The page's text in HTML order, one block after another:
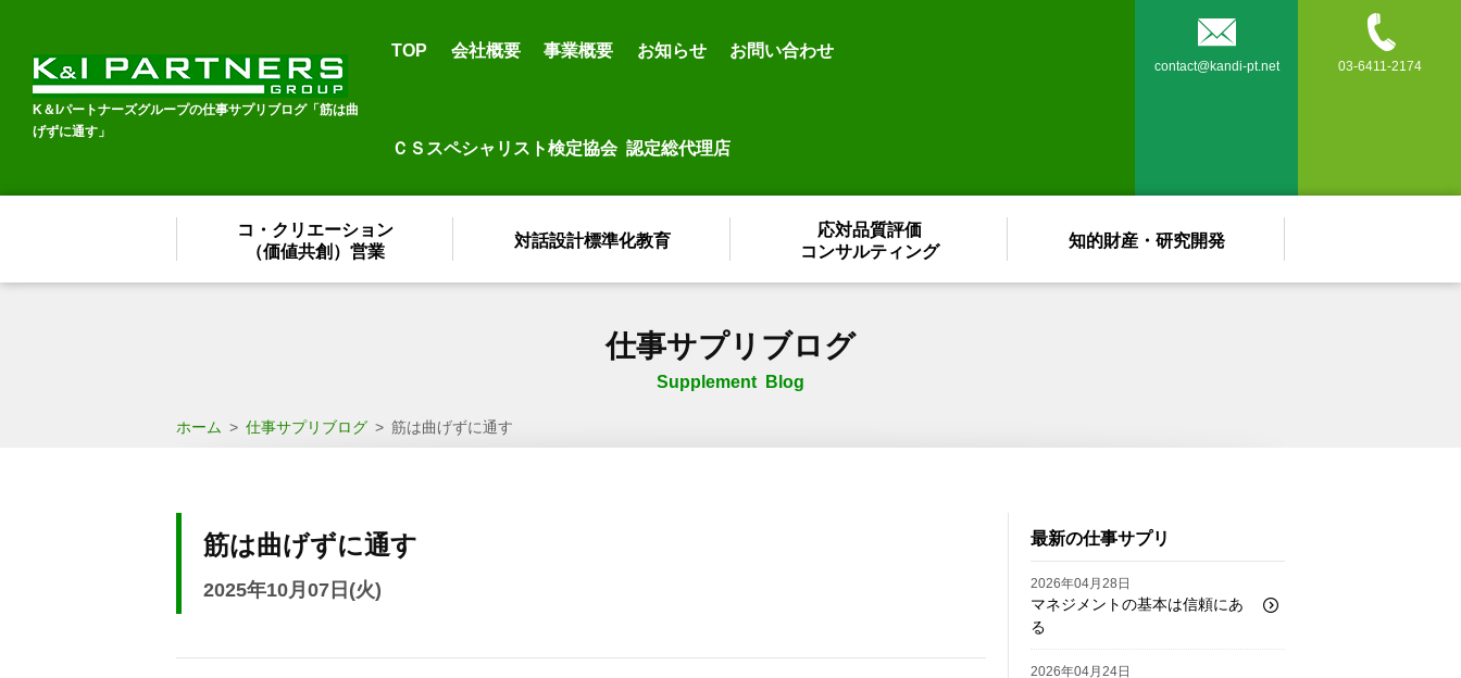
K＆Iパートナーズグループの仕事サプリブログ「筋は曲
げずに通す」
TOP 会社概要 事業概要 お知らせ お問い合わせ
ＣＳスペシャリスト検定協会 認定総代理店

contact@kandi-pt.net

03-6411-2174
コ・クリエーション
（価値共創）営業
対話設計標準化教育
応対品質評価
コンサルティング
知的財産・研究開発
仕事サプリブログ
Supplement Blog
ホーム > 仕事サプリブログ > 筋は曲げずに通す
筋は曲げずに通す
2025年10月07日(火)
最新の仕事サプリ
2026年04月28日
マネジメントの基本は信頼にあ
る
2026年04月24日